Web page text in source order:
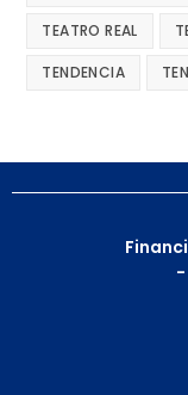
TEATRO REAL
TENDENCIA
-